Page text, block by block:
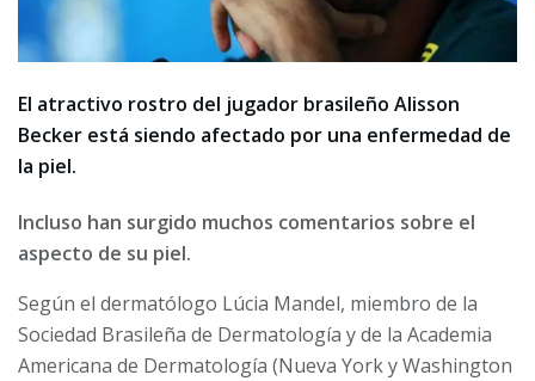
El atractivo rostro del jugador brasileño Alisson
Becker está siendo afectado por una enfermedad de
la piel.
Incluso han surgido muchos comentarios sobre el
aspecto de su piel.
Según el dermatólogo Lúcia Mandel, miembro de la
Sociedad Brasileña de Dermatología y de la Academia
Americana de Dermatología (Nueva York y Washington